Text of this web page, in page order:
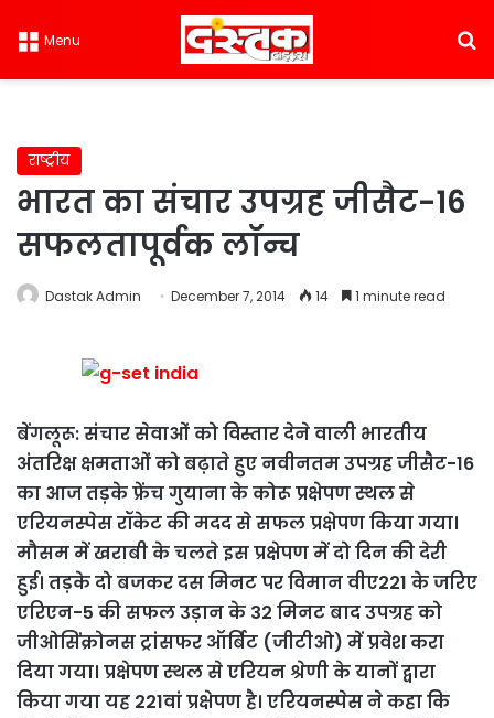
Menu
राष्ट्रीय
भारत का संचार उपग्रह जीसैट-16
सफलतापूर्वक लॉन्च
Dastak Admin December 7, 2014 14 1 minute read
बेंगलूरू: संचार सेवाओं को विस्तार देने वाली भारतीय
अंतरिक्ष क्षमताओं को बढ़ाते हुए नवीनतम उपग्रह जीसैट-16
का आज तड़के फ्रेंच गुयाना के कोरू प्रक्षेपण स्थल से
एरियनस्पेस रॉकेट की मदद से सफल प्रक्षेपण किया गया।
मौसम में खराबी के चलते इस प्रक्षेपण में दो दिन की देरी
हुई। तड़के दो बजकर दस मिनट पर विमान वीए221 के जरिए
एरिएन-5 की सफल उड़ान के 32 मिनट बाद उपग्रह को
जीओसिंक्रोनस ट्रांसफर ऑर्बिट (जीटीओ) में प्रवेश करा
दिया गया। प्रक्षेपण स्थल से एरियन श्रेणी के यानों द्वारा
किया गया यह 221वां प्रक्षेपण है। एरियनस्पेस ने कहा कि